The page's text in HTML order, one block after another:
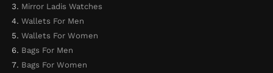
Mirror Ladis Watches
Wallets For Men
Wallets For Women
Bags For Men
Bags For Women